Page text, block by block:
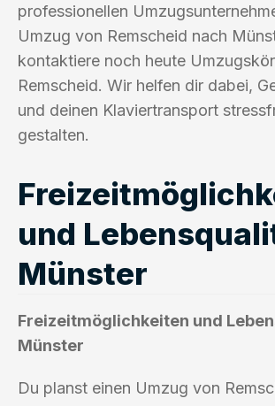
professionellen
Umzug von Remscheid nach
kontaktiere noch heute
Remscheid. Wir helfen dir dabei,
und deinen Klaviertransport
gestalten.
und
Münster
Freizeitmöglichkeiten und
Münster
Du planst einen Umzug von